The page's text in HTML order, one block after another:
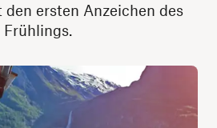
ersten Anzeichen des
Frühlings.